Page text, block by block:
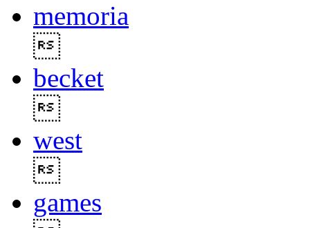
memoria
becket
west
games